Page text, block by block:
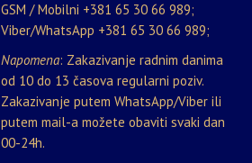
GSM / Mobilni +381 65 30 66 989;
Viber/WhatsApp +381 65 30 66 989;
Napomena: Zakazivanje radnim danima
od 10 do 13 časova regularni poziv.
Zakazivanje putem WhatsApp/Viber ili
putem mail-a možete obaviti svaki dan
00-24h.